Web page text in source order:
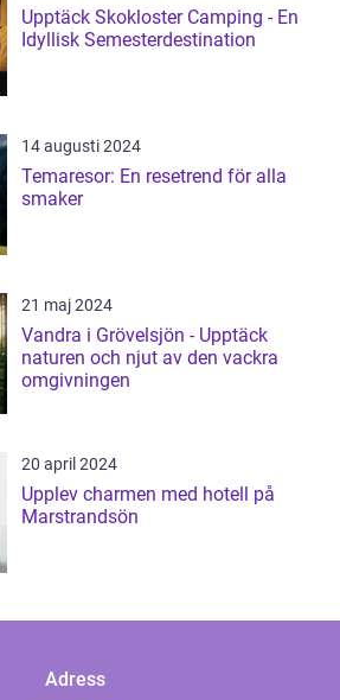
Upptäck Skokloster Camping - En
Idyllisk Semesterdestination
14 augusti 2024
Temaresor: En resetrend för alla
smaker
21 maj 2024
Vandra i Grövelsjön - Upptäck
naturen och njut av den vackra
omgivningen
20 april 2024
Upplev charmen med hotell på
Marstrandsön
Adress